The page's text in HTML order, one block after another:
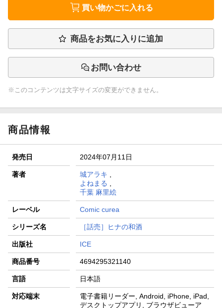
買い物かごに入れる
商品をお気に入りに追加
お問い合わせ
※このコンテンツは文字サイズの変更ができません。
商品情報
発売日 2024年07月11日
著者 城アラキ ,
よねまる ,
千葉 麻里絵
レーベル Comic curea
シリーズ名 ［話売］ヒナの和酒
出版社 ICE
商品番号 4694295321140
言語 日本語
対応端末
電子書籍リーダー, Android, iPhone, iPad,
デスクトップアプリ, ブラウザビューア